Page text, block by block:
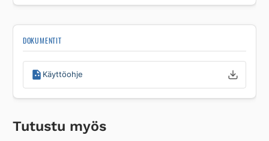
DOKUMENTIT
Käyttöohje
Tutustu myös